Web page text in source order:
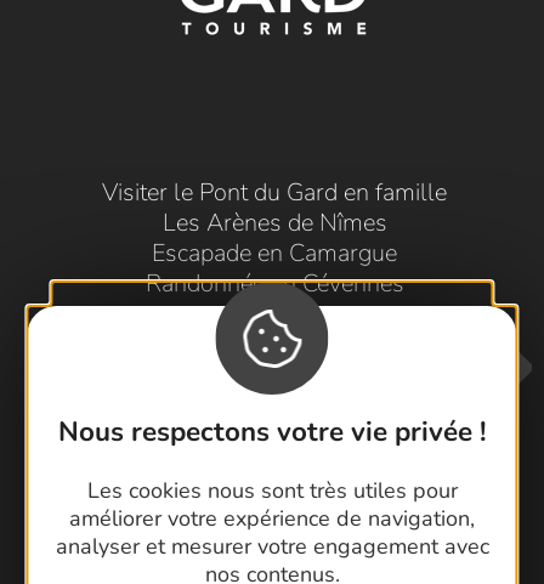
Nous respectons votre vie privée !
Les cookies nous sont très utiles pour
améliorer votre expérience de navigation,
analyser et mesurer votre engagement avec
nos contenus.
Visiter le Pont du Gard en famille
Les Arènes de Nîmes
Escapade en Camargue
Randonnée en Cévennes
Contactez-nous !
Foire aux questions